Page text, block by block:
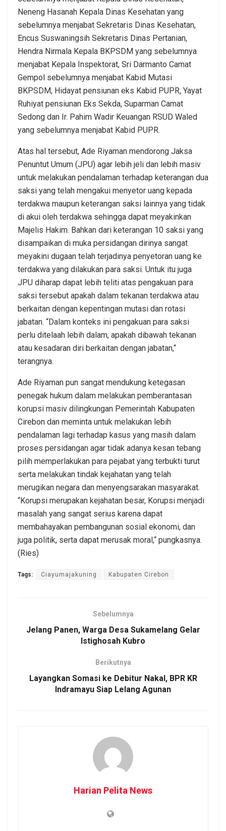
Neneng Hasanah Kepala Dinas Kesehatan yang
sebelumnya menjabat Sekretaris Dinas Kesehatan,
Encus Suswaningsih Sekretaris Dinas Pertanian,
Hendra Nirmala Kepala BKPSDM yang sebelumnya
menjabat Kepala Inspektorat, Sri Darmanto Camat
Gempol sebelumnya menjabat Kabid Mutasi
BKPSDM, Hidayat pensiunan eks Kabid PUPR, Yayat
Ruhiyat pensiunan Eks Sekda, Suparman Camat
Sedong dan Ir. Pahim Wadir Keuangan RSUD Waled
yang sebelumnya menjabat Kabid PUPR.
Atas hal tersebut, Ade Riyaman mendorong Jaksa
Penuntut Umum (JPU) agar lebih jeli dan lebih masiv
untuk melakukan pendalaman terhadap keterangan dua
saksi yang telah mengakui menyetor uang kepada
terdakwa maupun keterangan saksi lainnya yang tidak
di akui oleh terdakwa sehingga dapat meyakinkan
Majelis Hakim. Bahkan dari keterangan 10 saksi yang
disampaikan di muka persidangan dirinya sangat
meyakini dugaan telah terjadinya penyetoran uang ke
terdakwa yang dilakukan para saksi. Untuk itu juga
JPU diharap dapat lebih teliti atas pengakuan para
saksi tersebut apakah dalam tekanan terdakwa atau
berkaitan dengan kepentingan mutasi dan rotasi
jabatan. “Dalam konteks ini pengakuan para saksi
perlu ditelaah lebih dalam, apakah dibawah tekanan
atau kesadaran diri berkaitan dengan jabatan,“
terangnya.
Ade Riyaman pun sangat mendukung ketegasan
penegak hukum dalam melakukan pemberantasan
korupsi masiv dilingkungan Pemerintah Kabupaten
Cirebon dan meminta untuk melakukan lebih
pendalaman lagi terhadap kasus yang masih dalam
proses persidangan agar tidak adanya kesan tebang
pilih memperlakukan para pejabat yang terbukti turut
serta melakukan tindak kejahatan yang telah
merugikan negara dan menyengsarakan masyarakat.
“Korupsi merupakan kejahatan besar, Korupsi menjadi
masalah yang sangat serius karena dapat
membahayakan pembangunan sosial ekonomi, dan
juga politik, serta dapat merusak moral,“ pungkasnya.
(Ries)
Tags: Ciayumajakuning Kabupaten Cirebon
Sebelumnya
Jelang Panen, Warga Desa Sukamelang Gelar
Istighosah Kubro
Berikutnya
Layangkan Somasi ke Debitur Nakal, BPR KR
Indramayu Siap Lelang Agunan
Harian Pelita News